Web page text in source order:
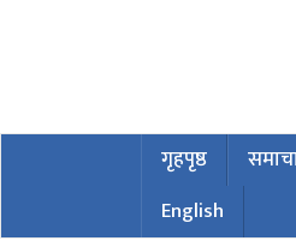
गृहपृष्ठ
English